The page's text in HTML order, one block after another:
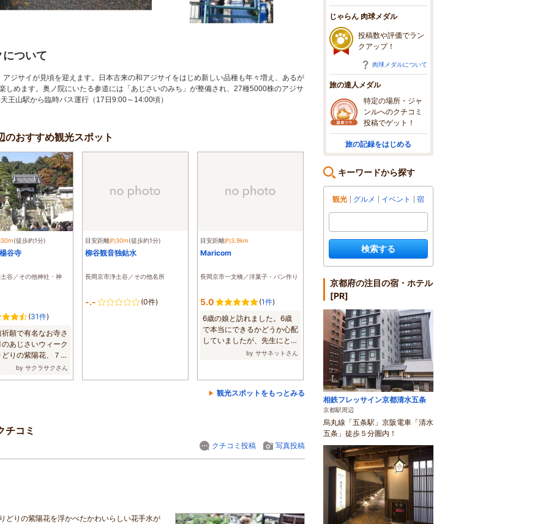
ついて
ジサイが見頃を迎えます。日本古来の和アジサイをはじめ新しい品種も年々増え、あるが
しめます。奥ノ院にいたる参道には「あじさいのみち」が整備され、27種5000株のアジサ
山駅から臨時バス運行（17日9:00～14:00頃）
おすすめ観光スポット
(徒歩約1分)
谷寺
谷／その他神社・神
(31件)
願で有名なお寺さ
あじさいウィーク
りの紫陽花、７ヵ
水、...by サクラサクさん
目安距離約30m(徒歩約1分)
柳谷観音独鈷水
長岡京市浄土谷／その他名所
-.- (0件)
目安距離約3.9km
Maricom
長岡京市一文橋／洋菓子・パン作り
5.0 (1件)
6歳の娘と訪れました。6歳
で本当にできるかどうか心配
していましたが、先生にとて
も丁寧に的確に...by ササネットさん
観光スポットをもっとみる
チコミ
クチコミ投稿 写真投稿
どりの紫陽花を浮かべたかわいらしい花手水が
じゃらん 肉球メダル
投稿数や評価でラン
クアップ！
肉球メダルについて
旅の達人メダル
特定の場所・ジャ
ンルへのクチコミ
投稿でゲット！
旅の記録をはじめる
キーワードから探す
観光 グルメ イベント 宿
検索する
京都府の注目の宿・ホテル
[PR]
相鉄フレッサイン京都清水五条
京都駅周辺
烏丸線「五条駅」京阪電車「清水
五条」徒歩５分圏内！